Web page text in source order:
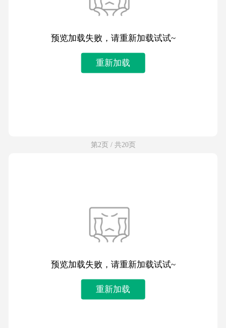
预览加载失败，请重新加载试试~
重新加载
第2页 / 共20页
预览加载失败，请重新加载试试~
重新加载